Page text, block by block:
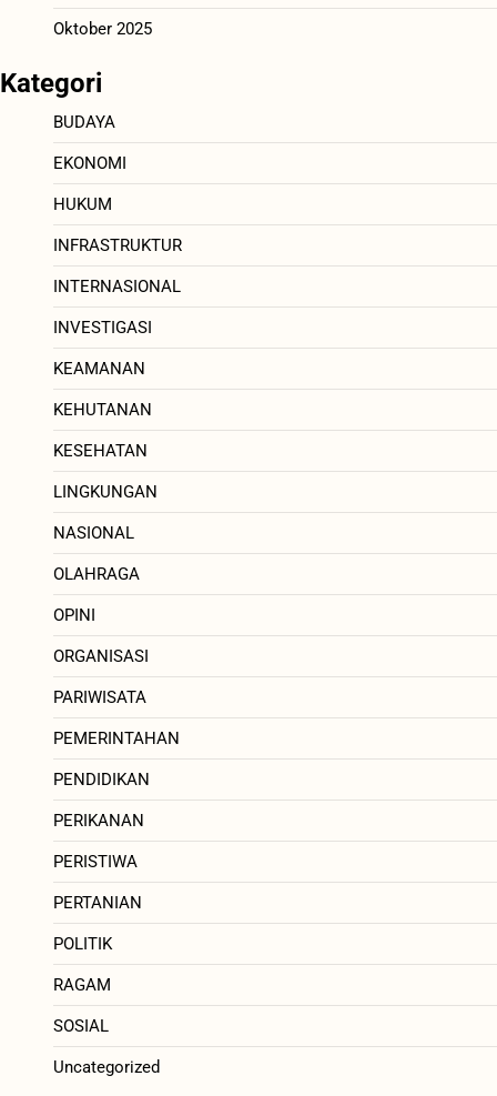
Oktober 2025
Kategori
BUDAYA
EKONOMI
HUKUM
INFRASTRUKTUR
INTERNASIONAL
INVESTIGASI
KEAMANAN
KEHUTANAN
KESEHATAN
LINGKUNGAN
NASIONAL
OLAHRAGA
OPINI
ORGANISASI
PARIWISATA
PEMERINTAHAN
PENDIDIKAN
PERIKANAN
PERISTIWA
PERTANIAN
POLITIK
RAGAM
SOSIAL
Uncategorized